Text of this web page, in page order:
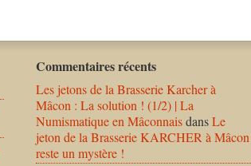
Commentaires récents
Les jetons de la Brasserie Karcher à
Mâcon : La solution ! (1/2) | La
Numismatique en MâconnaisdansLe
jeton de la Brasserie KARCHER à Mâcon
reste un mystère !